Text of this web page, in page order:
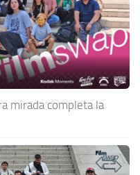
mirada completa la